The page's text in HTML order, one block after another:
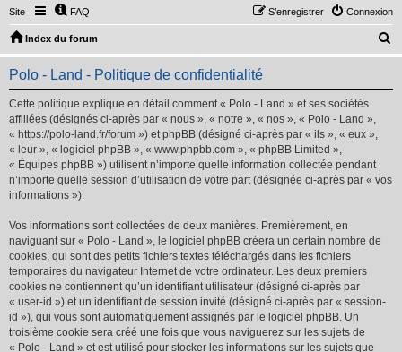
Site FAQ Connexion
S’enregistrer
Index du forum
e
Polo - Land - Politique de confidentialité
Cette politique explique en détail comment « Polo - Land » et ses sociétés
affiliées (désignés ci-après par « nous », « notre », « nos », « Polo - Land »,
« https://polo-land.fr/forum ») et phpBB (désigné ci-après par « ils », « eux »,
« leur », « logiciel phpBB », « www.phpbb.com », « phpBB Limited »,
« Équipes phpBB ») utilisent n’importe quelle information collectée pendant
n’importe quelle session d’utilisation de votre part (désignée ci-après par « vos
informations »).
Vos informations sont collectées de deux manières. Premièrement, en
naviguant sur « Polo - Land », le logiciel phpBB créera un certain nombre de
cookies, qui sont des petits fichiers textes téléchargés dans les fichiers
temporaires du navigateur Internet de votre ordinateur. Les deux premiers
cookies ne contiennent qu’un identifiant utilisateur (désigné ci-après par
« user-id ») et un identifiant de session invité (désigné ci-après par « session-
id »), qui vous sont automatiquement assignés par le logiciel phpBB. Un
troisième cookie sera créé une fois que vous naviguerez sur les sujets de
« Polo - Land » et est utilisé pour stocker les informations sur les sujets que